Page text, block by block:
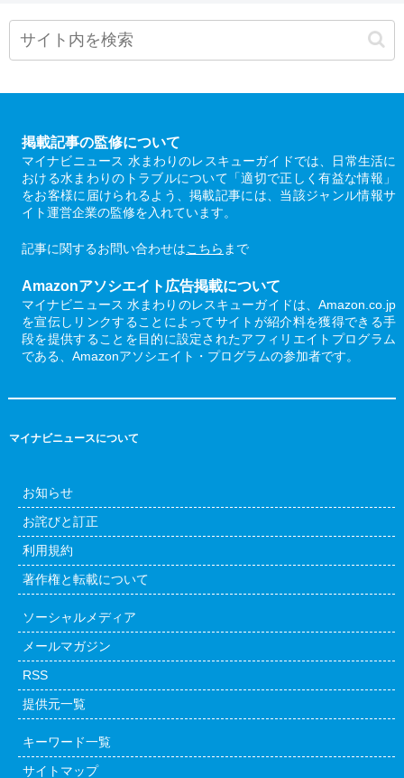
掲載記事の監修について
マイナビニュース 水まわりのレスキューガイドでは、日常生活に
おける水まわりのトラブルについて「適切で正しく有益な情報」
をお客様に届けられるよう、掲載記事には、当該ジャンル情報サ
イト運営企業の監修を入れています。
記事に関するお問い合わせはこちら まで
Amazonアソシエイト広告掲載について
マイナビニュース 水まわりのレスキューガイドは、Amazon.co.jp
を宣伝しリンクすることによってサイトが紹介料を獲得できる手
段を提供することを目的に設定されたアフィリエイトプログラム
である、Amazonアソシエイト・プログラムの参加者です。
マイナビニュースについて
お知らせ
お詫びと訂正
利用規約
著作権と転載について
ソーシャルメディア
メールマガジン
RSS
提供元一覧
キーワード一覧
サイトマップ